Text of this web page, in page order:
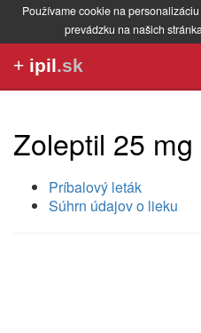
Používame cookie na
prevádzku na našich
+ ipil.sk
Zoleptil 25 mg
Príbalový leták
Súhrn údajov o lieku